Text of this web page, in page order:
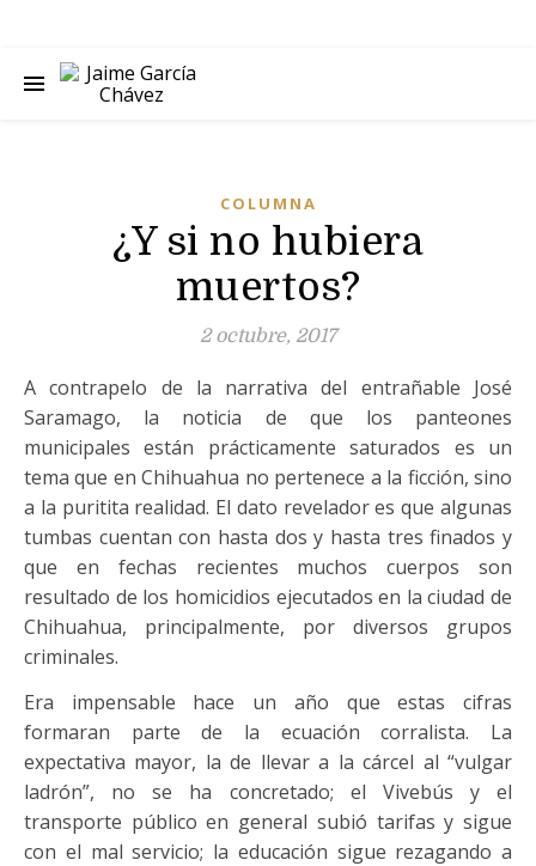
COLUMNA
¿Y si no hubiera
muertos?
2 octubre, 2017
A contrapelo de la narrativa del entrañable José
Saramago, la noticia de que los panteones
municipales están prácticamente saturados es un
tema que en Chihuahua no pertenece a la ficción, sino
a la puritita realidad. El dato revelador es que algunas
tumbas cuentan con hasta dos y hasta tres finados y
que en fechas recientes muchos cuerpos son
resultado de los homicidios ejecutados en la ciudad de
Chihuahua, principalmente, por diversos grupos
criminales.
Era impensable hace un año que estas cifras
formaran parte de la ecuación corralista. La
expectativa mayor, la de llevar a la cárcel al “vulgar
ladrón”, no se ha concretado; el Vivebús y el
transporte público en general subió tarifas y sigue
con el mal servicio; la educación sigue rezagando a